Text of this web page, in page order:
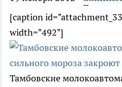
[caption
width="492"]
Тамбовские